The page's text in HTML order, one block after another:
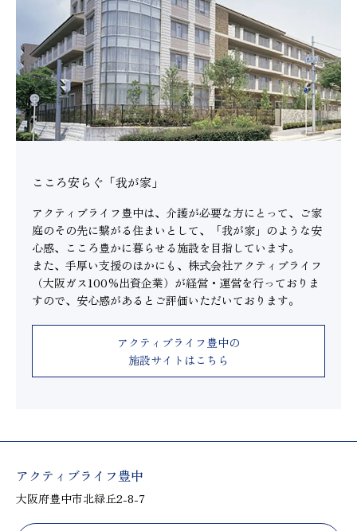
こころ安らぐ「我が家」
アクティブライフ豊中は、介護が必要な方にとって、ご家
庭のその先に繋がる住まいとして、「我が家」のような安
心感、こころ豊かに暮らせる施設を目指しています。
また、手厚い支援のほかにも、株式会社アクティブライフ
（大阪ガス100％出資企業）が経営・運営を行っておりま
すので、安心感があるとご評価いただいております。
アクティブライフ豊中の
施設サイトはこちら
アクティブライフ豊中
大阪府豊中市北緑丘2-8-7